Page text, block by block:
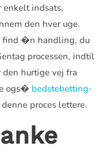
enkelt indsats,
den hver uge.
find �n handling, du
processen, indtil
hurtige vej fra
ogs� bedstebetting-
proces lettere.